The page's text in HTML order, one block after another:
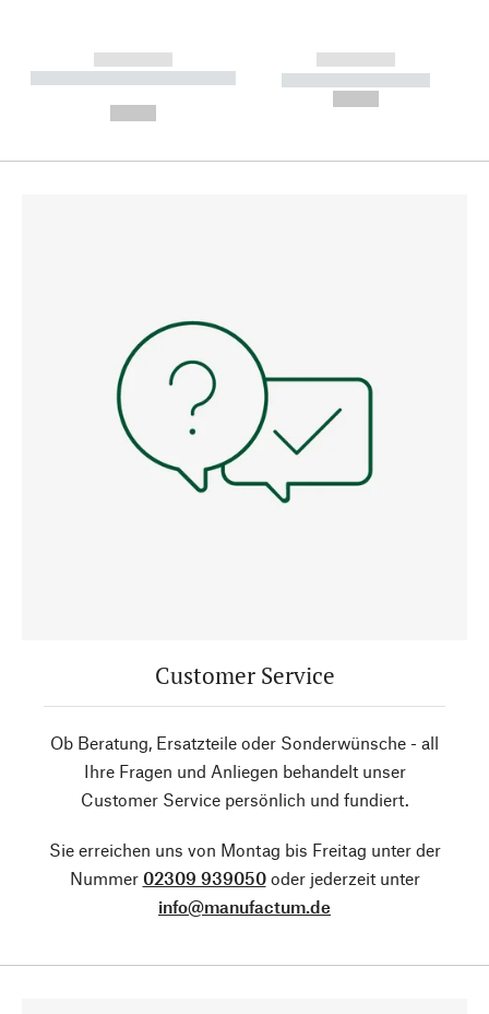
------------
----------- ----------- --------
------------
----------- -----------
Customer Service
Ob Beratung, Ersatzteile oder Sonderwünsche - all
Ihre Fragen und Anliegen behandelt unser
Customer Service persönlich und fundiert.
Sie erreichen uns von Montag bis Freitag unter der
Nummer 02309 939050oder jederzeit unter
info@manufactum.de